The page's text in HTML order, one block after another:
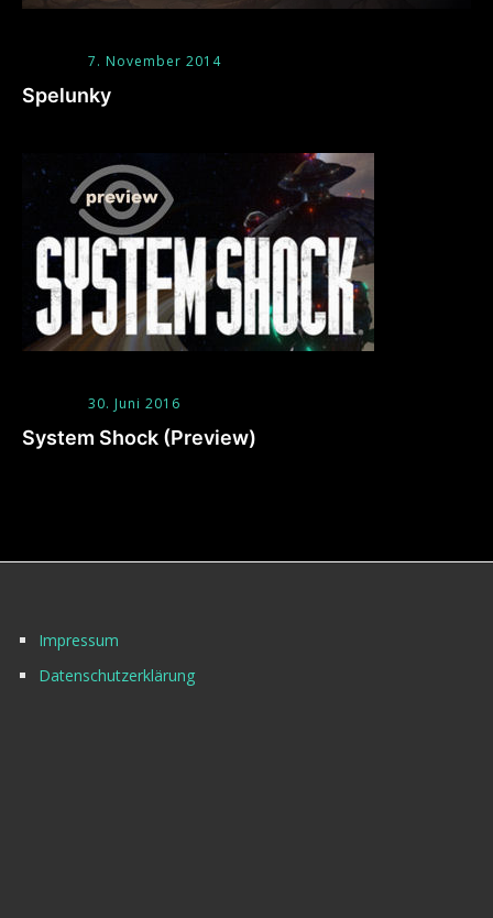
7. November 2014
Spelunky
30. Juni 2016
System Shock (Preview)
Impressum
Datenschutzerklärung